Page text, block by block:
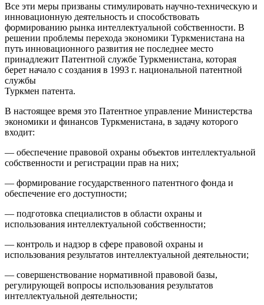
Все эти меры призваны стимулировать научно-техническую и
инновационную деятельность и способствовать
формированию рынка интеллектуальной собственности. В
решении проблемы перехода экономики Туркменистана на
путь инновационного развития не последнее место
принадлежит Патентной службе Туркменистана, которая
берет начало с создания в 1993 г. национальной патентной
службы
Туркмен патента.
В настоящее время это Патентное управление Министерства
экономики и финансов Туркменистана, в задачу которого
входит:
— обеспечение правовой охраны объектов интеллектуальной
собственности и регистрации прав на них;
— формирование государственного патентного фонда и
обеспечение его доступности;
— подготовка специалистов в области охраны и
использования интеллектуальной собственности;
— контроль и надзор в сфере правовой охраны и
использования результатов интеллектуальной деятельности;
— совершенствование нормативной правовой базы,
регулирующей вопросы использования результатов
интеллектуальной деятельности;